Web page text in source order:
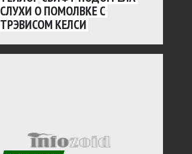
СЛУХИ О ПОМОЛВКЕ С
ТРЭВИСОМ КЕЛСИ